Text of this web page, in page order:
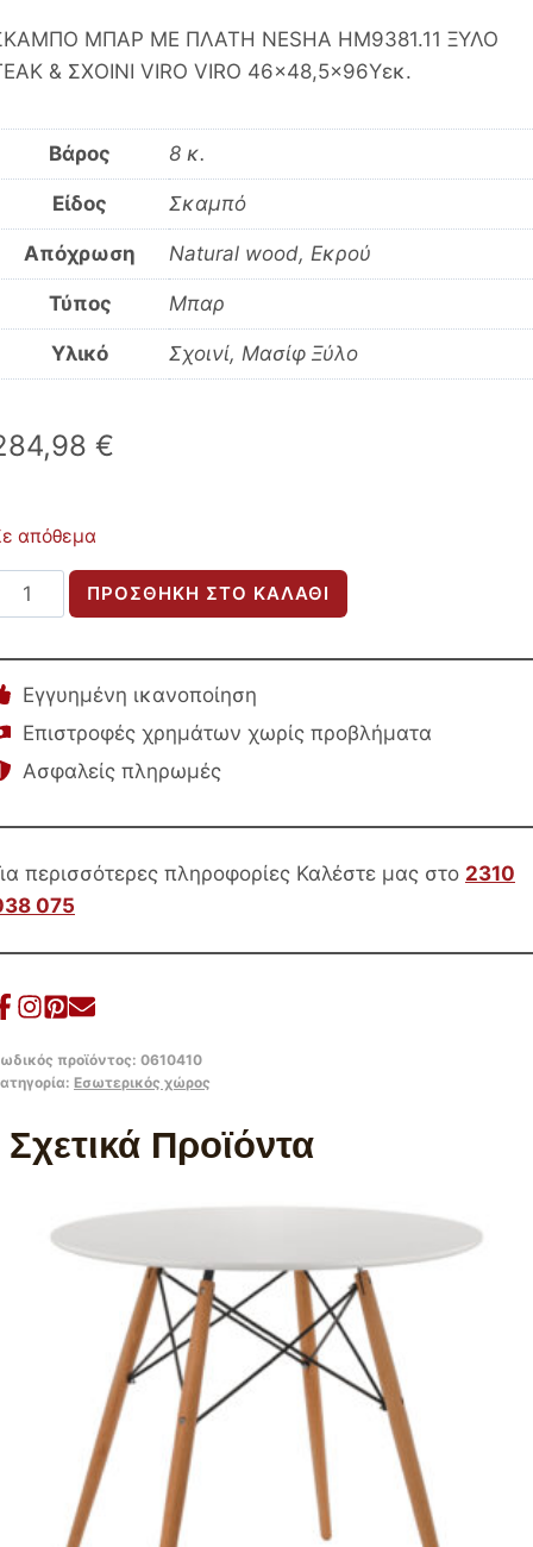
ΜΠΑΡ ΜΕ ΠΛΑΤΗ NESHA HM9381.11 ΞΥΛΟ
& ΣΧΟΙΝΙ VIRO VIRO 46×48,5×96Υεκ.
Βάρος 8 κ.
Είδος Σκαμπό
Απόχρωση Natural wood, Εκρού
Τύπος Μπαρ
Υλικό Σχοινί, Μασίφ Ξύλο
€
απόθεμα
ΠΡΟΣΘΉΚΗ ΣΤΟ ΚΑΛΆΘΙ
Εγγυημένη ικανοποίηση
Επιστροφές χρημάτων χωρίς προβλήματα
Ασφαλείς πληρωμές
περισσότερες πληροφορίες Καλέστε μας στο 2310
075
προϊόντος: 0610410
Εσωτερικός χώρος
Σχετικά Προϊόντα